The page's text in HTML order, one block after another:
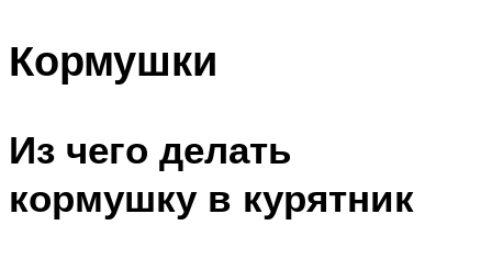
Кормушки
Из чего делать
кормушку в курятник